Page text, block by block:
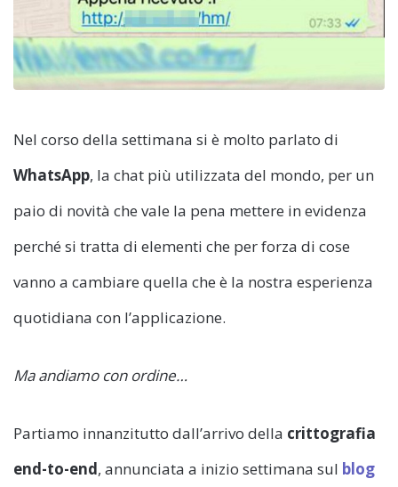
Nel corso della settimana si è molto parlato di
WhatsApp, la chat più utilizzata del mondo, per un
paio di novità che vale la pena mettere in evidenza
perché si tratta di elementi che per forza di cose
vanno a cambiare quella che è la nostra esperienza
quotidiana con l’applicazione.
Ma andiamo con ordine…
Partiamo innanzitutto dall’arrivo della crittografia
end-to-end, annunciata a inizio settimana sul blog